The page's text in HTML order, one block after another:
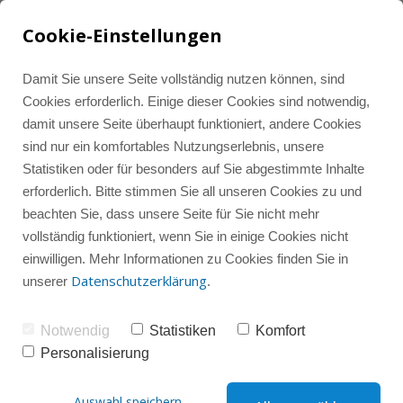
LinkedIn Marketing
Instagram Marketing
Alle Beiträge
Instagram
Tools und Ressourcen
Instagram-Wissenshub
Cookie-Einstellungen
Damit Sie unsere Seite vollständig nutzen können, sind
Cookies erforderlich. Einige dieser Cookies sind notwendig,
damit unsere Seite überhaupt funktioniert, andere Cookies
sind nur ein komfortables Nutzungserlebnis, unsere
Statistiken oder für besonders auf Sie abgestimmte Inhalte
erforderlich. Bitte stimmen Sie all unseren Cookies zu und
beachten Sie, dass unsere Seite für Sie nicht mehr
vollständig funktioniert, wenn Sie in einige Cookies nicht
einwilligen. Mehr Informationen zu Cookies finden Sie in
unserer Datenschutzerklärung.
Notwendig Statistiken
Komfort
Personalisierung